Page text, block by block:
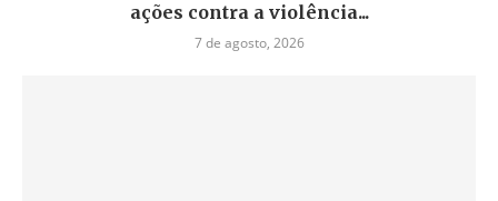
ações contra a violência...
7 de agosto, 2026